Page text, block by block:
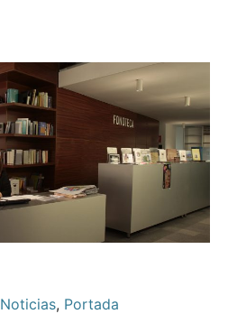
Noticias, Portada